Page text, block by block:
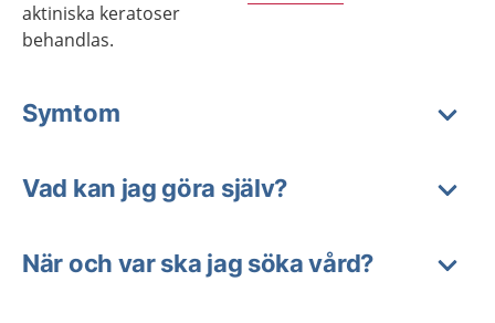
aktiniska keratoser
behandlas.
Symtom
Vad kan jag göra själv?
När och var ska jag söka vård?